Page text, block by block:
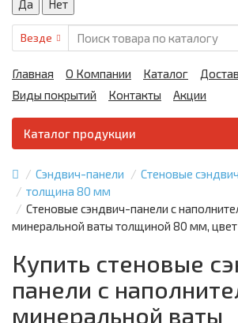
Везде
Главная О Компании Каталог
Виды покрытий
Контакты Акции
Каталог продукции
Сэндвич-панели
Стеновые
толщина 80 мм
Стеновые сэндвич-панели с
минеральной ваты толщиной 80 мм,
Купить стеновые
панели с
минеральной ваты